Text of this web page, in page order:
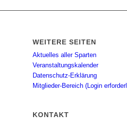
WEITERE SEITEN
Aktuelles aller Sparten
Veranstaltungskalender
Datenschutz-Erklärung
Mitglieder-Bereich (Login
KONTAKT